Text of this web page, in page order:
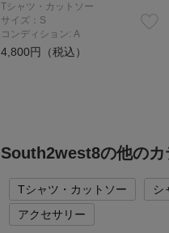
Tシャツ・カットソー
サイズ：S
コンディション: A
4,800円（税込）
South2west8の他のカ
Tシャツ・カットソー シ
アクセサリー